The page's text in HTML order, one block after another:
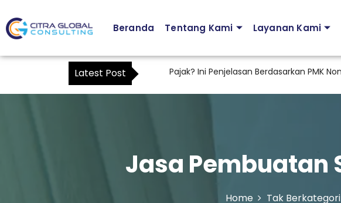
Beranda Tentang Kami Layanan Kami
Latest Post
Karyawan Bisa Menjadi Kuasa Pajak? Ini Penjelasan Berdasarkan PMK Nomor 44
Jasa Pembuatan
Home Tak Berkategori